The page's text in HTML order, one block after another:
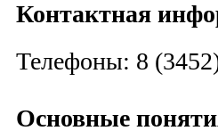
Контактная
Телефоны: 8
Основные